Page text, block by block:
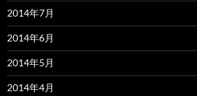
2014年7月
2014年6月
2014年5月
2014年4月